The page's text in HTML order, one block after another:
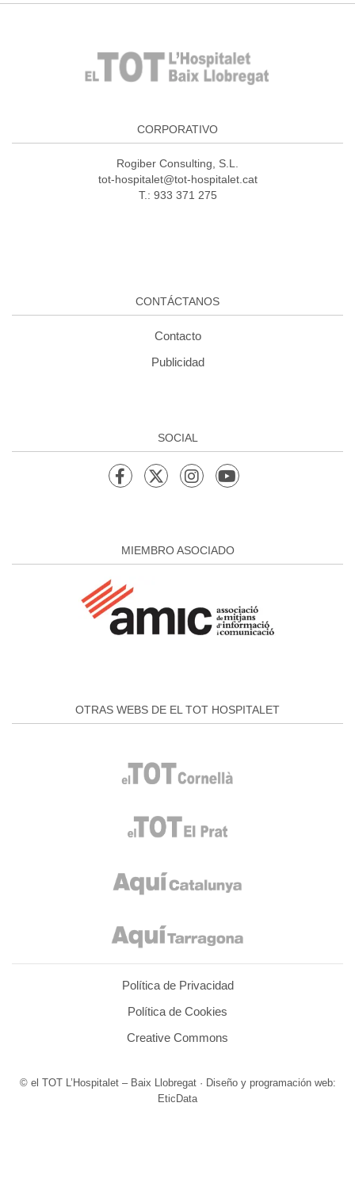
CORPORATIVO
Rogiber Consulting, S.L.
tot-hospitalet@tot-hospitalet.cat
T.: 933 371 275
CONTÁCTANOS
Contacto
Publicidad
SOCIAL
MIEMBRO ASOCIADO
OTRAS WEBS DE EL TOT HOSPITALET
Política de Privacidad
Política de Cookies
Creative Commons
© el TOT L’Hospitalet – Baix Llobregat · Diseño y programación web:
EticData